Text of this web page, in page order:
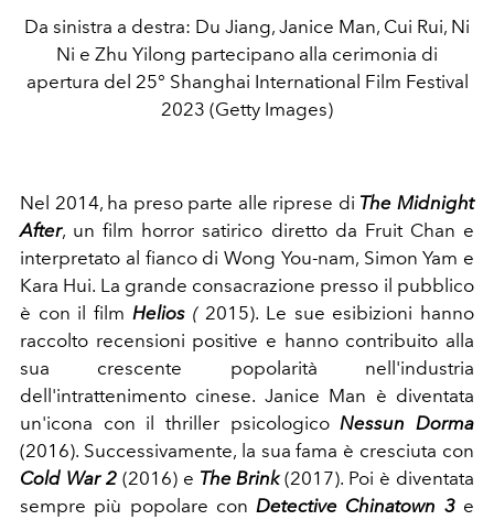
Da sinistra a destra: Du Jiang, Janice Man, Cui Rui, Ni
Ni e Zhu Yilong partecipano alla cerimonia di
apertura del 25° Shanghai International Film Festival
2023 (Getty Images)
Nel 2014, ha preso parte alle riprese di The Midnight
After, un film horror satirico diretto da Fruit Chan e
interpretato al fianco di Wong You-nam, Simon Yam e
Kara Hui. La grande consacrazione presso il pubblico
è con il film Helios (2015). Le sue esibizioni hanno
raccolto recensioni positive e hanno contribuito alla
sua crescente popolarità nell'industria
dell'intrattenimento cinese. Janice Man è diventata
un'icona con il thriller psicologicoNessun Dorma
(2016). Successivamente, la sua fama è cresciuta con
Cold War 2 (2016) e The Brink(2017). Poi è diventata
sempre più popolare con Detective Chinatown 3 e